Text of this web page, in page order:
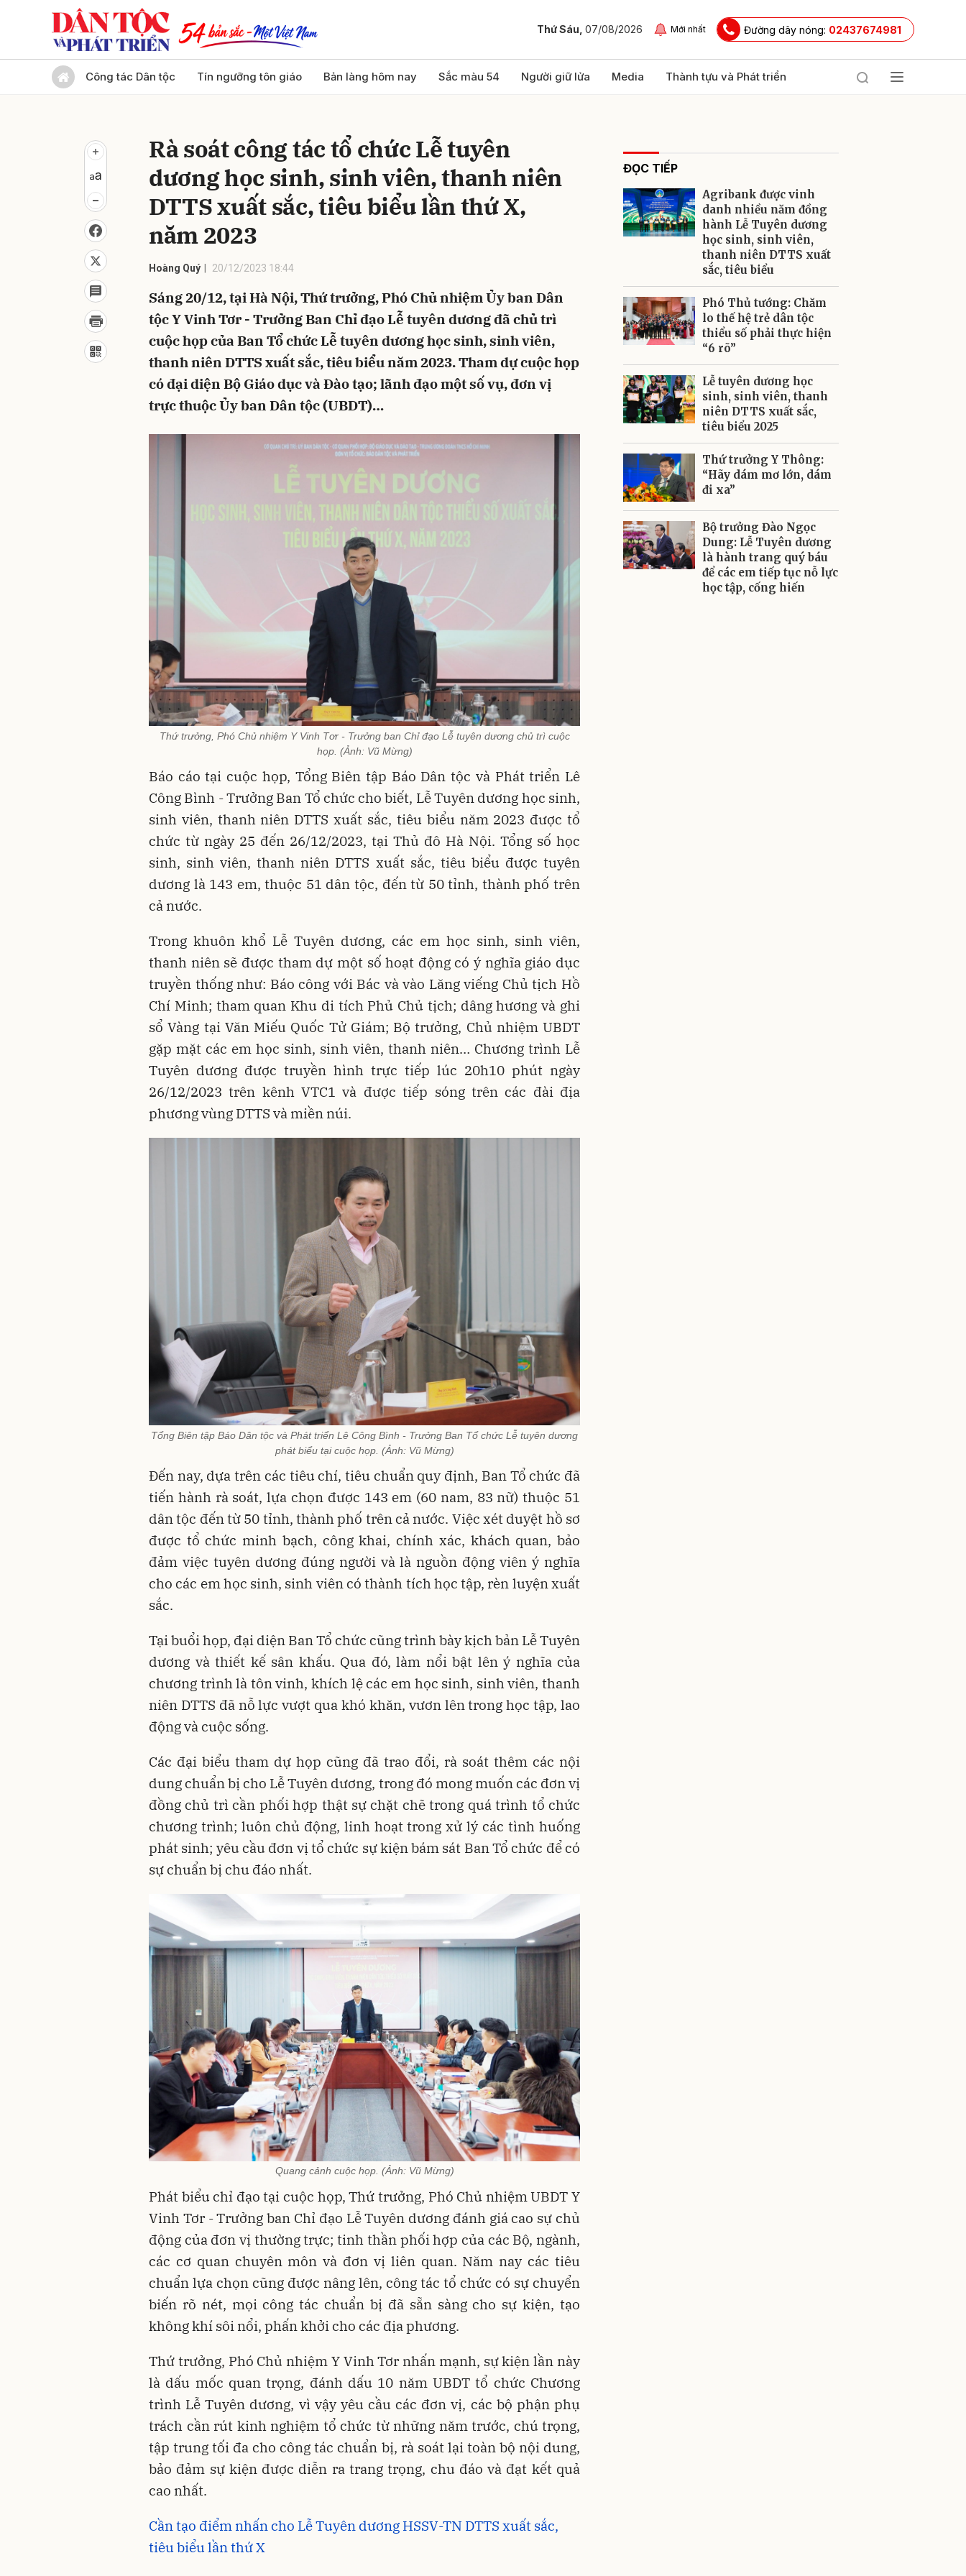
Thứ Sáu, 07/08/2026 Mới nhất Đường dây nóng: 02437674981
Công tác Dân tộc Tín ngưỡng tôn giáo Bản làng hôm nay Sắc màu 54 Người giữ lửa Media Thành tựu và Phát triển
Rà soát công tác tổ chức Lễ tuyên
dương học sinh, sinh viên, thanh niên
DTTS xuất sắc, tiêu biểu lần thứ X,
năm 2023
Hoàng Quý 20/12/2023 18:44
Sáng 20/12, tại Hà Nội, Thứ trưởng, Phó Chủ nhiệm Ủy ban Dân
tộc Y Vinh Tơr - Trưởng Ban Chỉ đạo Lễ tuyên dương đã chủ trì
cuộc họp của Ban Tổ chức Lễ tuyên dương học sinh, sinh viên,
thanh niên DTTS xuất sắc, tiêu biểu năm 2023. Tham dự cuộc họp
có đại diện Bộ Giáo dục và Đào tạo; lãnh đạo một số vụ, đơn vị
trực thuộc Ủy ban Dân tộc (UBDT)…
Thứ trưởng, Phó Chủ nhiệm Y Vinh Tơr - Trưởng ban Chỉ đạo Lễ tuyên dương chủ trì cuộc
họp. (Ảnh: Vũ Mừng)
Báo cáo tại cuộc họp, Tổng Biên tập Báo Dân tộc và Phát triển Lê
Công Bình - Trưởng Ban Tổ chức cho biết, Lễ Tuyên dương học sinh,
sinh viên, thanh niên DTTS xuất sắc, tiêu biểu năm 2023 được tổ
chức từ ngày 25 đến 26/12/2023, tại Thủ đô Hà Nội. Tổng số học
sinh, sinh viên, thanh niên DTTS xuất sắc, tiêu biểu được tuyên
dương là 143 em, thuộc 51 dân tộc, đến từ 50 tỉnh, thành phố trên
cả nước.
Trong khuôn khổ Lễ Tuyên dương, các em học sinh, sinh viên,
thanh niên sẽ được tham dự một số hoạt động có ý nghĩa giáo dục
truyền thống như: Báo công với Bác và vào Lăng viếng Chủ tịch Hồ
Chí Minh; tham quan Khu di tích Phủ Chủ tịch; dâng hương và ghi
sổ Vàng tại Văn Miếu Quốc Tử Giám; Bộ trưởng, Chủ nhiệm UBDT
gặp mặt các em học sinh, sinh viên, thanh niên… Chương trình Lễ
Tuyên dương được truyền hình trực tiếp lúc 20h10 phút ngày
26/12/2023 trên kênh VTC1 và được tiếp sóng trên các đài địa
phương vùng DTTS và miền núi.
Tổng Biên tập Báo Dân tộc và Phát triển Lê Công Bình - Trưởng Ban Tổ chức Lễ tuyên dương
phát biểu tại cuộc họp. (Ảnh: Vũ Mừng)
Đến nay, dựa trên các tiêu chí, tiêu chuẩn quy định, Ban Tổ chức đã
tiến hành rà soát, lựa chọn được 143 em (60 nam, 83 nữ) thuộc 51
dân tộc đến từ 50 tỉnh, thành phố trên cả nước. Việc xét duyệt hồ sơ
được tổ chức minh bạch, công khai, chính xác, khách quan, bảo
đảm việc tuyên dương đúng người và là nguồn động viên ý nghĩa
cho các em học sinh, sinh viên có thành tích học tập, rèn luyện xuất
sắc.
Tại buổi họp, đại diện Ban Tổ chức cũng trình bày kịch bản Lễ Tuyên
dương và thiết kế sân khấu. Qua đó, làm nổi bật lên ý nghĩa của
chương trình là tôn vinh, khích lệ các em học sinh, sinh viên, thanh
niên DTTS đã nỗ lực vượt qua khó khăn, vươn lên trong học tập, lao
động và cuộc sống.
Các đại biểu tham dự họp cũng đã trao đổi, rà soát thêm các nội
dung chuẩn bị cho Lễ Tuyên dương, trong đó mong muốn các đơn vị
đồng chủ trì cần phối hợp thật sự chặt chẽ trong quá trình tổ chức
chương trình; luôn chủ động, linh hoạt trong xử lý các tình huống
phát sinh; yêu cầu đơn vị tổ chức sự kiện bám sát Ban Tổ chức để có
sự chuẩn bị chu đáo nhất.
Quang cảnh cuộc họp. (Ảnh: Vũ Mừng)
Phát biểu chỉ đạo tại cuộc họp, Thứ trưởng, Phó Chủ nhiệm UBDT Y
Vinh Tơr - Trưởng ban Chỉ đạo Lễ Tuyên dương đánh giá cao sự chủ
động của đơn vị thường trực; tinh thần phối hợp của các Bộ, ngành,
các cơ quan chuyên môn và đơn vị liên quan. Năm nay các tiêu
chuẩn lựa chọn cũng được nâng lên, công tác tổ chức có sự chuyển
biến rõ nét, mọi công tác chuẩn bị đã sẵn sàng cho sự kiện, tạo
không khí sôi nổi, phấn khởi cho các địa phương.
Thứ trưởng, Phó Chủ nhiệm Y Vinh Tơr nhấn mạnh, sự kiện lần này
là dấu mốc quan trọng, đánh dấu 10 năm UBDT tổ chức Chương
trình Lễ Tuyên dương, vì vậy yêu cầu các đơn vị, các bộ phận phụ
trách cần rút kinh nghiệm tổ chức từ những năm trước, chú trọng,
tập trung tối đa cho công tác chuẩn bị, rà soát lại toàn bộ nội dung,
bảo đảm sự kiện được diễn ra trang trọng, chu đáo và đạt kết quả
cao nhất.
Cần tạo điểm nhấn cho Lễ Tuyên dương HSSV-TN DTTS xuất sắc,
tiêu biểu lần thứ X
ĐỌC TIẾP
Agribank được vinh
danh nhiều năm đồng
hành Lễ Tuyên dương
học sinh, sinh viên,
thanh niên DTTS xuất
sắc, tiêu biểu
Phó Thủ tướng: Chăm
lo thế hệ trẻ dân tộc
thiểu số phải thực hiện
“6 rõ”
Lễ tuyên dương học
sinh, sinh viên, thanh
niên DTTS xuất sắc,
tiêu biểu 2025
Thứ trưởng Y Thông:
“Hãy dám mơ lớn, dám
đi xa”
Bộ trưởng Đào Ngọc
Dung: Lễ Tuyên dương
là hành trang quý báu
để các em tiếp tục nỗ lực
học tập, cống hiến
Gửi bình luận
Gửi